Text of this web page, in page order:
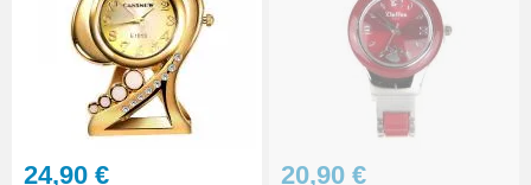
39,90 €
Pied à coulisse digital pas cher
16,90 €
24,90 € 20,90 €